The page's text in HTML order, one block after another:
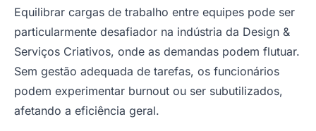
Equilibrar cargas de trabalho entre equipes pode ser
particularmente desafiador na indústria da Design &
Serviços Criativos, onde as demandas podem flutuar.
Sem gestão adequada de tarefas, os funcionários
podem experimentar burnout ou ser subutilizados,
afetando a eficiência geral.